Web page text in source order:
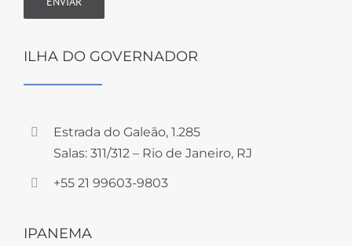
ILHA DO GOVERNADOR
Estrada do Galeão, 1.285
Salas: 311/312 – Rio de Janeiro, RJ
+55 21 99603-9803
IPANEMA